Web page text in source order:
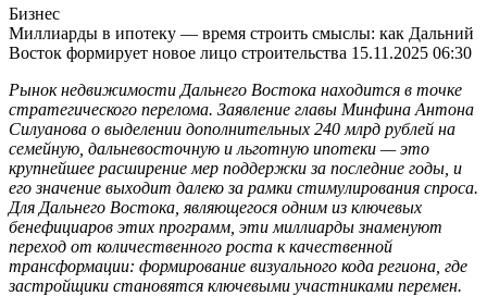
Бизнес
Миллиарды в ипотеку — время строить смыслы: как Дальний
Восток формирует новое лицо строительства 15.11.2025 06:30
Рынок недвижимости Дальнего Востока находится в точке
стратегического перелома. Заявление главы Минфина Антона
Силуанова о выделении дополнительных 240 млрд рублей на
семейную, дальневосточную и льготную ипотеки — это
крупнейшее расширение мер поддержки за последние годы, и
его значение выходит далеко за рамки стимулирования спроса.
Для Дальнего Востока, являющегося одним из ключевых
бенефициаров этих программ, эти миллиарды знаменуют
переход от количественного роста к качественной
трансформации: формирование визуального кода региона, где
застройщики становятся ключевыми участниками перемен.